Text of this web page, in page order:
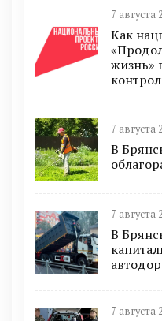
7 августа
Как
жизнь»
7 августа
В
7 августа
В
7 августа